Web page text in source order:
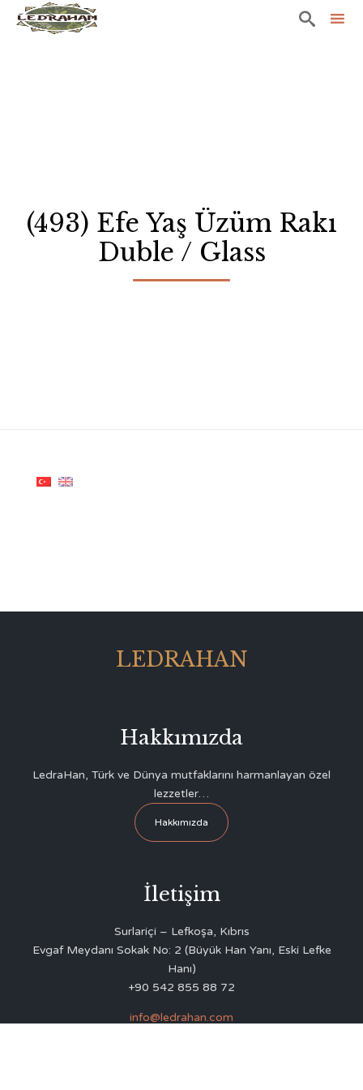

(493) Efe Yaş Üzüm Rakı
Duble / Glass
LEDRAHAN
Hakkımızda
LedraHan, Türk ve Dünya mutfaklarını harmanlayan özel
lezzetler…
Hakkımızda
İletişim
Surlariçi – Lefkoşa, Kıbrıs
Evgaf Meydanı Sokak No: 2 (Büyük Han Yanı, Eski Lefke
Hanı)
+90 542 855 88 72
info@ledrahan.com